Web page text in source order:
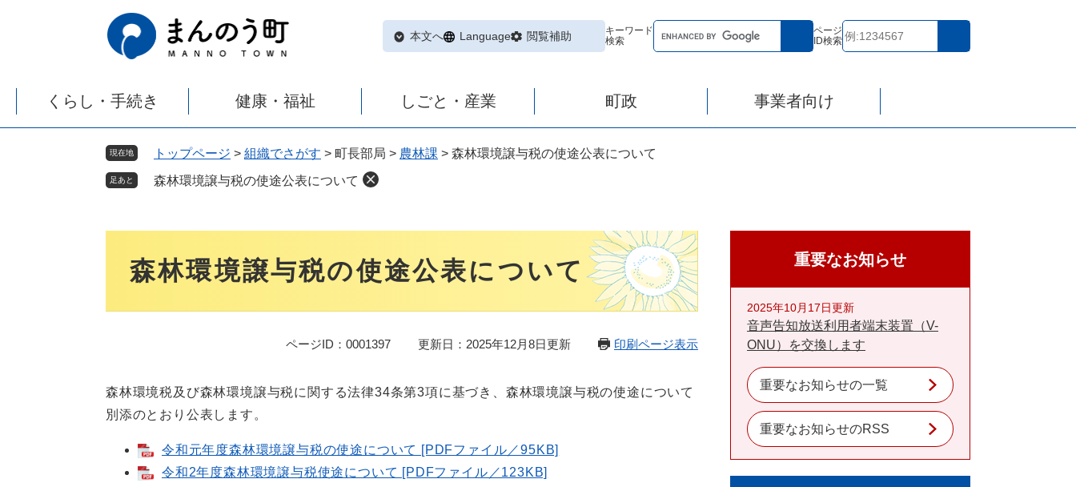
で
ば
本文へ Language 閲覧補助
キーワード
検索
ページ
ID検索
くらし・手続き 健康・福祉 しごと・産業 町政 事業者向け
現在地 トップページ > 組織でさがす > 町長部局 > 農林課 > 森林環境譲与税の使途公表について
足あと 森林環境譲与税の使途公表について
森林環境譲与税の使途公表について
ページID：0001397 更新日：2025年12月8日更新 印刷ページ表示
森林環境税及び森林環境譲与税に関する法律34条第3項に基づき、森林環境譲与税の使途について
別添のとおり公表します。
令和元年度森林環境譲与税の使途について [PDFファイル／95KB]
令和2年度森林環境譲与税使途について [PDFファイル／123KB]
重要なお知らせ
2025年10月17日更新
音声告知放送利用者端末装置（V-
ONU）を交換します
重要なお知らせの一覧
重要なお知らせのRSS